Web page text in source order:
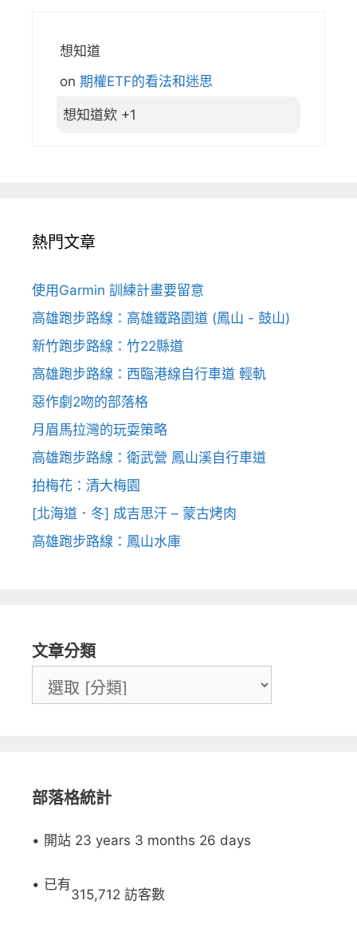
想知道
on 期權ETF的看法和迷思
想知道欸 +1
熱門文章
使用Garmin 訓練計畫要留意
高雄跑步路線：高雄鐵路園道 (鳳山 - 鼓山)
新竹跑步路線：竹22縣道
高雄跑步路線：西臨港線自行車道 輕軌
惡作劇2吻的部落格
月眉馬拉灣的玩耍策略
高雄跑步路線：衛武營 鳳山溪自行車道
拍梅花：清大梅園
[北海道．冬] 成吉思汗 – 蒙古烤肉
高雄跑步路線：鳳山水庫
文章分類
部落格統計
• 開站 23 years 3 months 26 days
• 已有
315,712 訪客數